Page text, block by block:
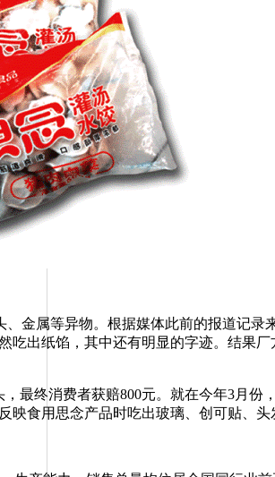
金属等异物。根据媒体此前的报道记
出纸馅，其中还有明显的字迹。结果
终消费者获赔800元。就在今年3月
食用思念产品时吃出玻璃、创可贴、头